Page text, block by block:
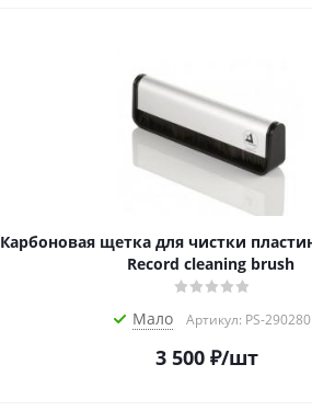
Карбоновая щетка для чистки пластинок Clearaudio
Record cleaning brush
Мало Артикул: PS-290280
3 500₽/шт